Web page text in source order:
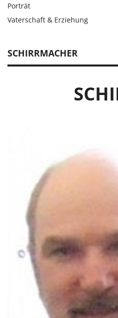
SCHIRRMACHER
Porträt
Vaterschaft & Erziehung